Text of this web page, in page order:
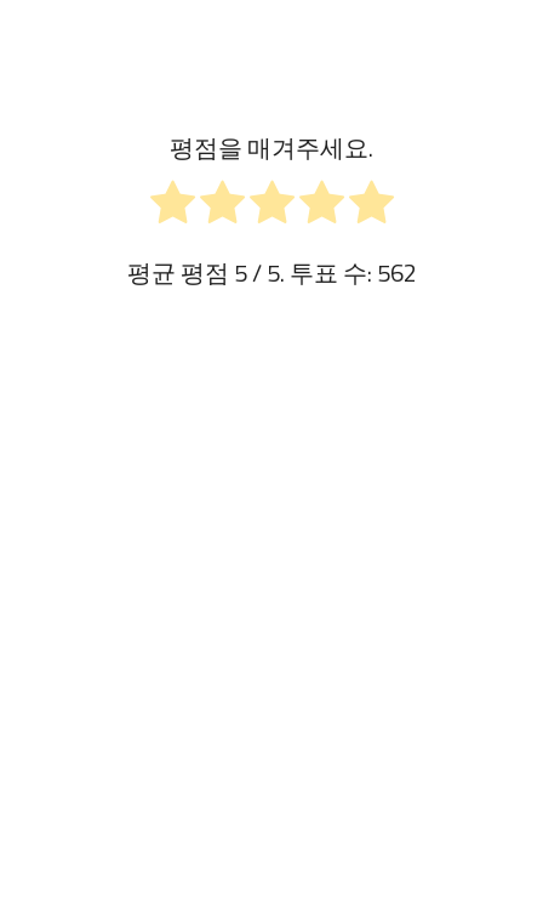
평점을 매겨주세요.
평균 평점 5/ 5. 투표 수:562